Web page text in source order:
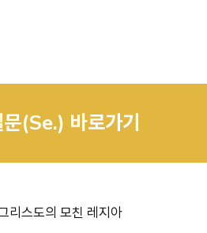
(Se.) 바로가기
리스도의 모친 레지아